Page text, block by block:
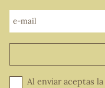
e-mail
Al enviar aceptas la